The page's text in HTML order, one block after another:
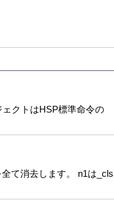
クトはHSP標準命令の
て消去します。 n1は_cls